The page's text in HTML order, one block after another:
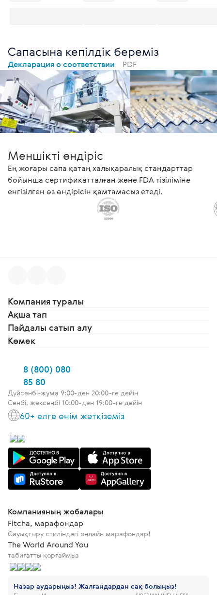
Сапасына кепілдік береміз
Декларация о соответствии PDF
Меншікті өндіріс
Ең жоғары сапа қатаң халықаралық стандарттар
бойынша сертификатталған және FDA тізіліміне
енгізілген өз өндірісін қамтамасыз етеді.
Компания туралы
Ақша тап
Пайдалы сатып алу
Көмек
8 (800) 080
85 80
Дүйсенбі-жұма 9:00-ден 20:00-ге дейін
Сенбі, жексенбі 10:00-ден 19:00-ге дейін
60+ елге өнім жеткіземіз
Компанияның жобалары
Fitcha, марафондар
Сауықтыру стиліндегі онлайн марафондар!
The World Around You
табиғатты қорғаймыз
Назар аударыңыз! Жалғандардан сақ болыңыз!